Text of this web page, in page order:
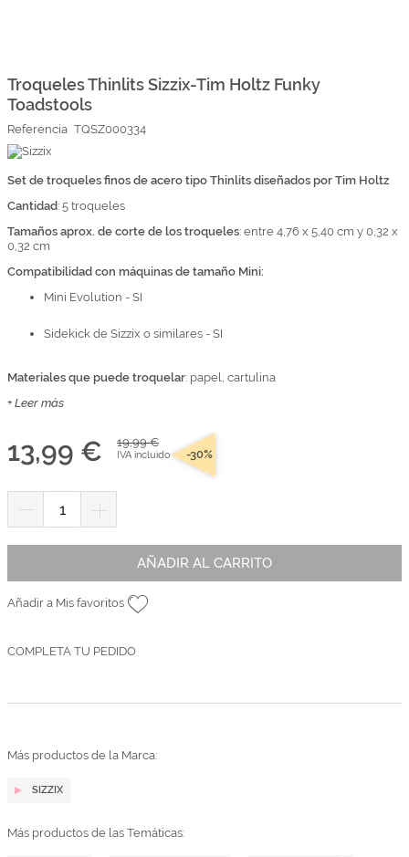
Top Ventas
Iniciar sesión/Regístrate
Somos Kimidori
comienzo
de
la
galería
imágenes
Troqueles Thinlits Sizzix-Tim Holtz Funky
Toadstools
Referencia TQSZ000334
Set de troqueles finos de acero tipo Thinlits diseñados por Tim Holtz
Cantidad: 5 troqueles
Tamaños aprox. de corte de los troqueles: entre 4,76 x 5,40 cm y 0,32 x
0,32 cm
Compatibilidad con máquinas de tamaño Mini:
Mini Evolution - SI
Sidekick de Sizzix o similares - SI
Materiales que puede troquelar: papel, cartulina
+ Leer más
13,99 € 19,99 €
IVA incluido -30%
AÑADIR AL CARRITO
Añadir a Mis favoritos
COMPLETA TU PEDIDO
Más productos de la Marca:
SIZZIX
Más productos de las Temáticas: